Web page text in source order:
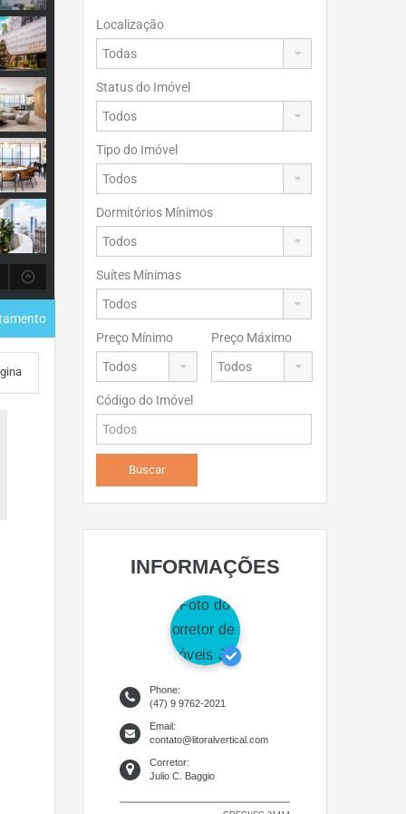
Localização
Status do Imóvel
Tipo do Imóvel
Dormitórios Mínimos
Suítes Mínimas
Preço Mínimo Preço Máximo
Código do Imóvel
INFORMAÇÕES
Phone:
(47) 9 9762-2021
Email:
contato@litoralvertical.com
Corretor:
Julio C. Baggio